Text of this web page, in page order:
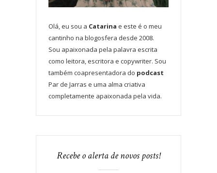
Olá, eu sou a Catarina e este é o meu
cantinho na blogosfera desde 2008.
Sou apaixonada pela palavra escrita
como leitora, escritora e copywriter. Sou
também coapresentadora do podcast
Par de Jarras e uma alma criativa
completamente apaixonada pela vida.
Recebe o alerta de novos posts!